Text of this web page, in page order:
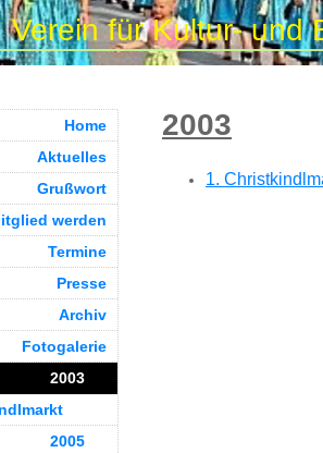
Verein für Kultur- und
2003
1.
Home
Aktuelles
Grußwort
werden
Termine
Presse
Archiv
Fotogalerie
2003
2005